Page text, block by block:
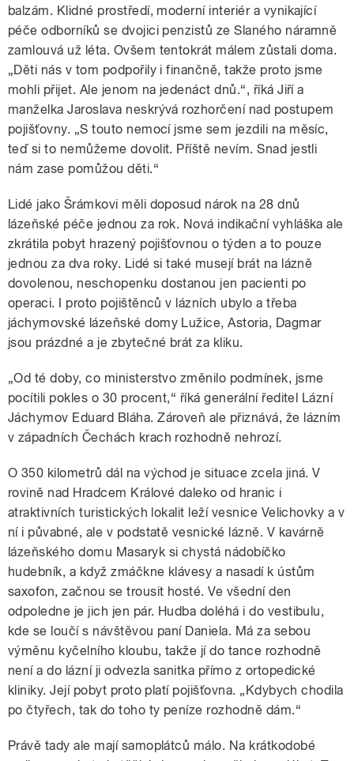
balzám. Klidné prostředí, moderní interiér a vynikající
péče odborníků se dvojici penzistů ze Slaného náramně
zamlouvá už léta. Ovšem tentokrát málem zůstali doma.
„Děti nás v tom podpořily i finančně, takže proto jsme
mohli přijet. Ale jenom na jedenáct dnů.“, říká Jiří a
manželka Jaroslava neskrývá rozhorčení nad postupem
pojišťovny. „S touto nemocí jsme sem jezdili na měsíc,
teď si to nemůžeme dovolit. Příště nevím. Snad jestli
nám zase pomůžou děti.“
Lidé jako Šrámkovi měli doposud nárok na 28 dnů
lázeňské péče jednou za rok. Nová indikační vyhláška ale
zkrátila pobyt hrazený pojišťovnou o týden a to pouze
jednou za dva roky. Lidé si také musejí brát na lázně
dovolenou, neschopenku dostanou jen pacienti po
operaci. I proto pojištěnců v lázních ubylo a třeba
jáchymovské lázeňské domy Lužice, Astoria, Dagmar
jsou prázdné a je zbytečné brát za kliku.
„Od té doby, co ministerstvo změnilo podmínek, jsme
pocítili pokles o 30 procent,“ říká generální ředitel Lázní
Jáchymov Eduard Bláha. Zároveň ale přiznává, že lázním
v západních Čechách krach rozhodně nehrozí.
O 350 kilometrů dál na východ je situace zcela jiná. V
rovině nad Hradcem Králové daleko od hranic i
atraktivních turistických lokalit leží vesnice Velichovky a v
ní i půvabné, ale v podstatě vesnické lázně. V kavárně
lázeňského domu Masaryk si chystá nádobíčko
hudebník, a když zmáčkne klávesy a nasadí k ústům
saxofon, začnou se trousit hosté. Ve všední den
odpoledne je jich jen pár. Hudba doléhá i do vestibulu,
kde se loučí s návštěvou paní Daniela. Má za sebou
výměnu kyčelního kloubu, takže jí do tance rozhodně
není a do lázní ji odvezla sanitka přímo z ortopedické
kliniky. Její pobyt proto platí pojišťovna. „Kdybych chodila
po čtyřech, tak do toho ty peníze rozhodně dám.“
Právě tady ale mají samoplátců málo. Na krátkodobé